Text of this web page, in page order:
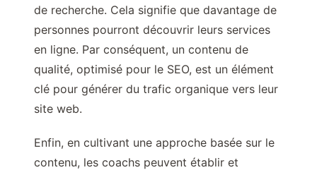
de recherche. Cela signifie que davantage de
personnes pourront découvrir leurs services
en ligne. Par conséquent, un contenu de
qualité, optimisé pour le SEO, est un élément
clé pour générer du trafic organique vers leur
site web.
Enfin, en cultivant une approche basée sur le
contenu, les coachs peuvent établir et